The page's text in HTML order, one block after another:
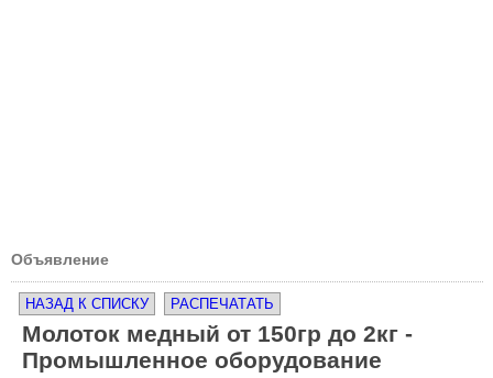
Объявление
НАЗАД К СПИСКУ РАСПЕЧАТАТЬ
Молоток медный от 150гр до 2кг -
Промышленное оборудование